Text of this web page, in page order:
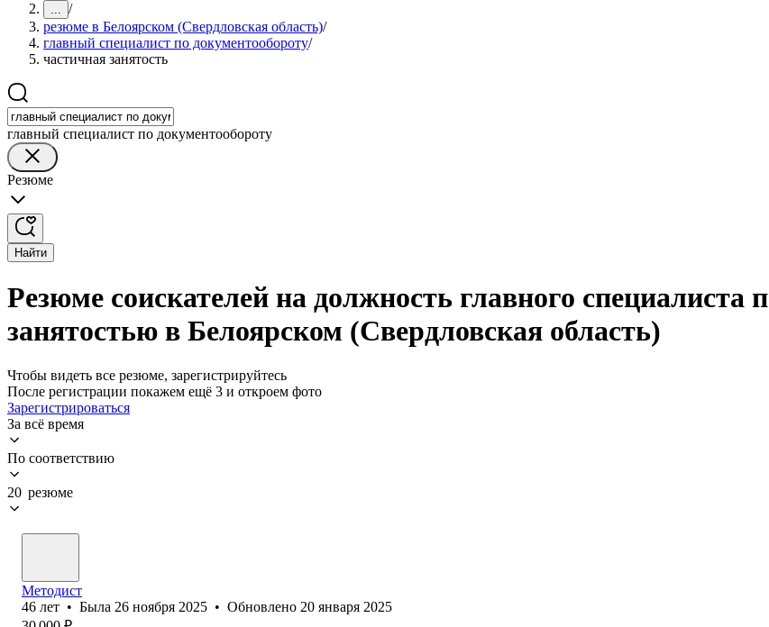
... /
резюме в Белоярском (Свердловская область)/
главный специалист по документообороту/
частичная занятость
главный специалист по документообороту
Резюме
Найти
Резюме соискателей на должность главного специалиста
занятостью в Белоярском (Свердловская область)
Чтобы видеть все резюме, зарегистрируйтесь
После регистрации покажем ещё 3 и откроем фото
Зарегистрироваться
За всё время
По соответствию
20 резюме
Методист
46 лет • Была 26 ноября 2025 • Обновлено 20 января 2025